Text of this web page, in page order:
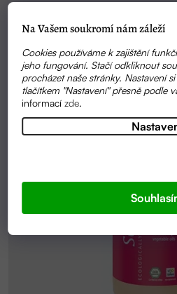
Na Vašem soukromí nám záleží
Cookies používáme k zajištění
jeho fungování. Stačí odkliknout
procházet naše stránky. Nastavení
tlačítkem "Nastavení" přesně podle
informacízde.